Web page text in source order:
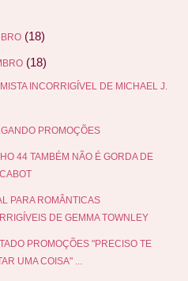
(18)
(18)
INCORRIGÍVEL DE MICHAEL J.
PROMOÇÕES
44 TAMBÉM NÃO É GORDA DE
PARA ROMÂNTICAS
DE GEMMA TOWNLEY
PROMOÇÕES "PRECISO TE
UMA COISA" ...